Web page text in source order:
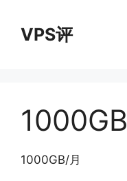
VPS评
1000GB
1000GB/月